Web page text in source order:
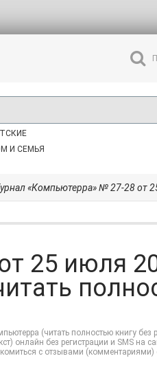
И СЕМЬЯ
«Компьютерра» № 27-28 от 25 июля 2006 года (647 и 648) - Компьютерра (читать
25 июля
(читать полностью книгу без
онлайн без регистрации и SMS на
с отзывами (комментариями)